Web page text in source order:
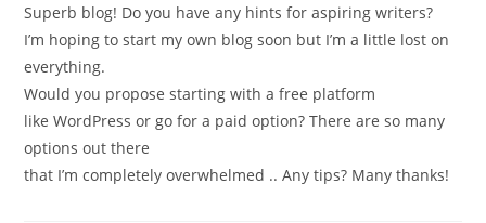
Superb blog! Do you have any hints for aspiring writers?
I’m hoping to start my own blog soon but I’m a little lost on
everything.
Would you propose starting with a free platform
like WordPress or go for a paid option? There are so many
options out there
that I’m completely overwhelmed .. Any tips? Many thanks!